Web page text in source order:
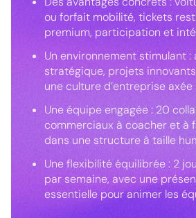
ou forfait mobilité, tickets
premium, participation et
Un environnement stimulant :
stratégique, projets
une culture d’entreprise axée
Une équipe engagée : 20
commerciaux à coacher et à
dans une structure à taille
Une flexibilité équilibrée : 2
par semaine, avec une
essentielle pour animer les